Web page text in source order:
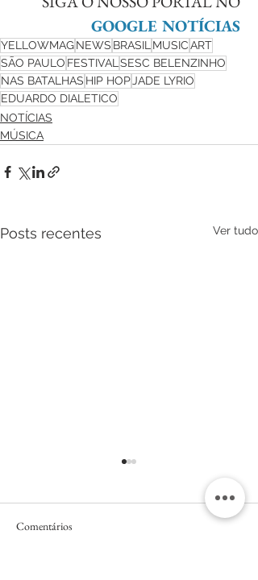
GOOGLE NOTÍCIAS
YELLOWMAGNEWS BRASIL MUSICART
SÃO PAULO FESTIVAL SESC BELENZINHO
NAS BATALHAS HIP HOP JADE LYRIO
EDUARDO DIALETICO
NOTÍCIAS
MÚSICA
Posts recentes Ver tudo
Comentários